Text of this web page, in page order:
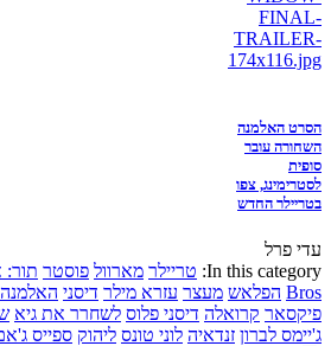
הסרט האלמנה
השחורה עובר
סופית
לסטרימינג, צפו
בטריילר החדש
עדי פרל
In this category: טריילר מארוול פוסטר תור:
Bros הפלאש מעצר עזרא מילר דיסני
פיקסאר קרואלה דיסני פלוס לשחרר את גיא
ג'יימס לברון זנדאיה לוני טונס ליהוק ספייס ג'אם